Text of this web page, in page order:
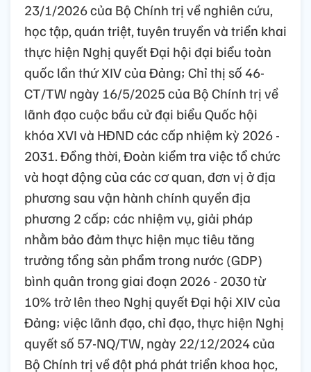
23/1/2026 của Bộ Chính trị về nghiên cứu,
học tập, quán triệt, tuyên truyền và triển khai
thực hiện Nghị quyết Đại hội đại biểu toàn
quốc lần thứ XIV của Đảng; Chỉ thị số 46-
CT/TW ngày 16/5/2025 của Bộ Chính trị về
lãnh đạo cuộc bầu cử đại biểu Quốc hội
khóa XVI và HĐND các cấp nhiệm kỳ 2026 -
2031. Đồng thời, Đoàn kiểm tra việc tổ chức
và hoạt động của các cơ quan, đơn vị ở địa
phương sau vận hành chính quyền địa
phương 2 cấp; các nhiệm vụ, giải pháp
nhằm bảo đảm thực hiện mục tiêu tăng
trưởng tổng sản phẩm trong nước (GDP)
bình quân trong giai đoạn 2026 - 2030 từ
10% trở lên theo Nghị quyết Đại hội XIV của
Đảng; việc lãnh đạo, chỉ đạo, thực hiện Nghị
quyết số 57-NQ/TW, ngày 22/12/2024 của
Bộ Chính trị về đột phá phát triển khoa học,